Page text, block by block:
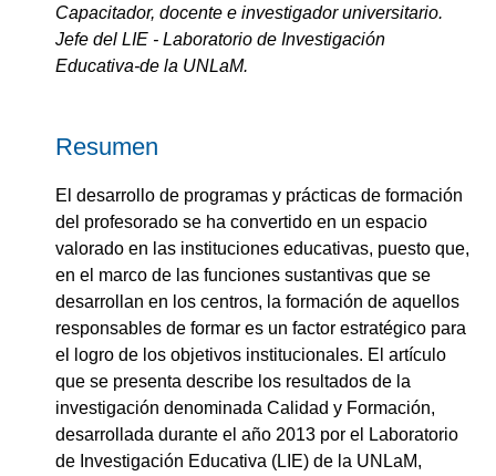
Capacitador, docente e investigador universitario.
Jefe del LIE - Laboratorio de Investigación
Educativa-de la UNLaM.
Resumen
El desarrollo de programas y prácticas de formación
del profesorado se ha convertido en un espacio
valorado en las instituciones educativas, puesto que,
en el marco de las funciones sustantivas que se
desarrollan en los centros, la formación de aquellos
responsables de formar es un factor estratégico para
el logro de los objetivos institucionales. El artículo
que se presenta describe los resultados de la
investigación denominada Calidad y Formación,
desarrollada durante el año 2013 por el Laboratorio
de Investigación Educativa (LIE) de la UNLaM,